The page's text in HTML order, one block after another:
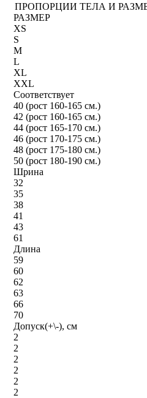
ПРОПОРЦИИ ТЕЛА И
РАЗМЕР
XS
S
M
L
XL
XXL
Соответствует
40 (рост 160-165 см.)
42 (рост 160-165 см.)
44 (рост 165-170 см.)
46 (рост 170-175 см.)
48 (рост 175-180 см.)
50 (рост 180-190 см.)
Шрина
32
35
38
41
43
61
Длина
59
60
62
63
66
70
Допуск(+\-), см
2
2
2
2
2
2